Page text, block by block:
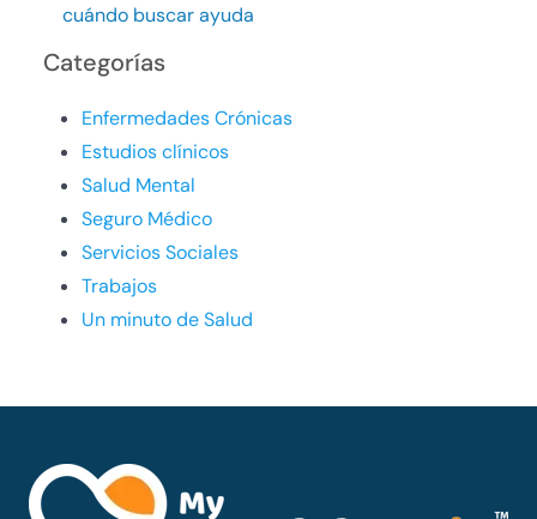
cuándo buscar ayuda
Categorías
Enfermedades Crónicas
Estudios clínicos
Salud Mental
Seguro Médico
Servicios Sociales
Trabajos
Un minuto de Salud